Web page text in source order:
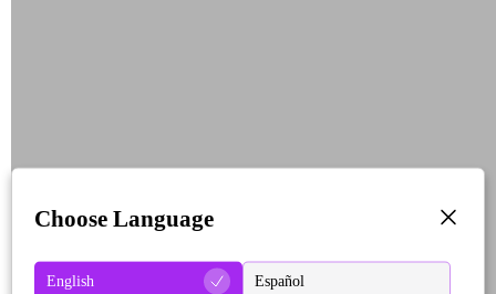
Choose Language
English Español